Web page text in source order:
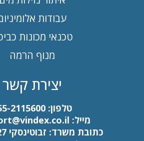
עבודות
טכנאי מכונות
מנוף הרמה
יצירת קשר
טלפון: 2115600
מייל:
כתובת משרד: זבוטינסקי 27, ירושלים